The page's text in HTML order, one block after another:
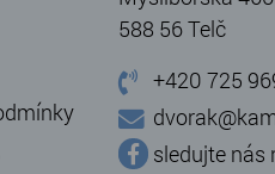
588 56 Telč
+420 725
sledujte nás